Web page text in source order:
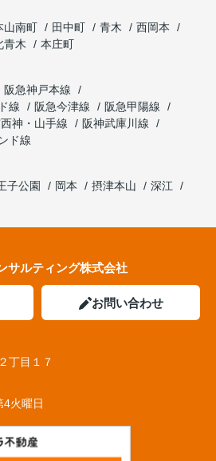
山南町 田中町 青木
西岡本
青木
本庄町
阪急神戸本線
線
阪急今津線
阪急甲陽線
神・山手線
阪神武庫川線
ド線
子公園 岡本 摂津本山
深江
サルティング株式会社
お問い合わせ
丁目１７
火曜日